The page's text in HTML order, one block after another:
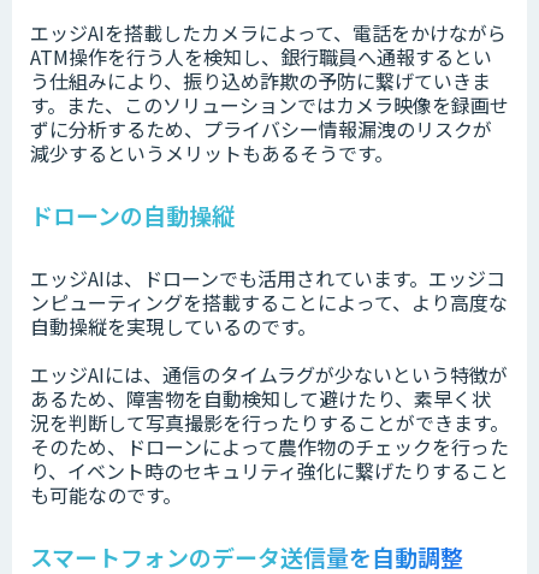
エッジAIを搭載したカメラによって、電話をかけながら
ATM操作を行う人を検知し、銀行職員へ通報するとい
う仕組みにより、振り込め詐欺の予防に繋げていきま
す。また、このソリューションではカメラ映像を録画せ
ずに分析するため、プライバシー情報漏洩のリスクが
減少するというメリットもあるそうです。
ドローンの自動操縦
エッジAIは、ドローンでも活用されています。エッジコ
ンピューティングを搭載することによって、より高度な
自動操縦を実現しているのです。
エッジAIには、通信のタイムラグが少ないという特徴が
あるため、障害物を自動検知して避けたり、素早く状
況を判断して写真撮影を行ったりすることができます。
そのため、ドローンによって農作物のチェックを行った
り、イベント時のセキュリティ強化に繋げたりすること
も可能なのです。
スマートフォンのデータ送信量を自動調整